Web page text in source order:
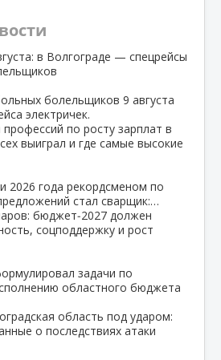
в Волгограде — спецрейсы
болельщиков 9 августа
электричек.
профессий по росту зарплат в
выиграл и где самые высокие
2026 года рекордсменом по
стал сварщик:…
бюджет‑2027 должен
соцподдержку и рост
задачи по
областного бюджета
область под ударом:
о последствиях атаки